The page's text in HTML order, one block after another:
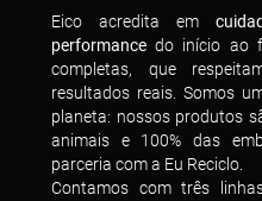
Eico acredita em
performance do início ao
completas, que
resultados reais. Somos
planeta: nossos produtos
animais e 100% das
parceria com a Eu Reciclo.
Contamos com três